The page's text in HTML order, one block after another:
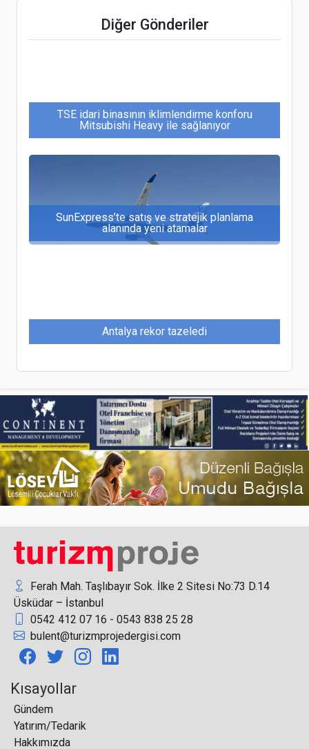
Diğer Gönderiler
Müdürü Barış Yener oldu
TSE idari binasının iklimlendirme konforu
Mitsubishi Heavy ile sağlanıyor
SunExpress’te satış ve stratejik planlama
alanında yeni atamalar
Antalya rekor tazeledi
Suzan Bilegen, Şile Gönen Hotel'e Genel Müdür
oldu
İZFAŞ ve HELEXPO arasında iş birliği anlaşması
Özdilek’in İki Oteli 6. Kez “Best Of Wyndham
Grand” Ödülünün Sahibi Oldu
İspanya, turistlerden yeni kişisel veriler
Ferah Mah. Taşlıbayır Sok. İlke 2 Sitesi No:73 D.14
Üsküdar – İstanbul
0542 412 07 16 - 0543 838 25 28
bulent@turizmprojedergisi.com
Kısayollar
Gündem
Yatırım/Tedarik
Hakkımızda